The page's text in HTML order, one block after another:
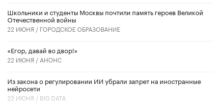
Школьники и студенты Москвы почтили память героев Великой
Отечественной войны
22 ИЮНЯ / ГОРОДСКОЕ ОБРАЗОВАНИЕ
«Егор, давай во двор!»
22 ИЮНЯ / АНОНС
Из закона о регулировании ИИ убрали запрет на иностранные
нейросети
22 ИЮНЯ / BIG DATA